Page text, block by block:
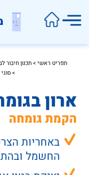
תפריט ראשי > תכנון חיבור
>
ארון
הקמת גומחה
החשמל